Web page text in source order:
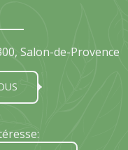
Salon-de-Provence